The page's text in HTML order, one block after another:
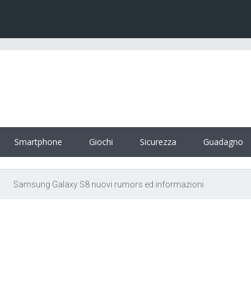
Smartphone Giochi Sicurezza Guadagno
Samsung Galaxy S8 nuovi rumors ed informazioni